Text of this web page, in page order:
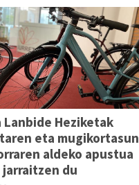
Heziketak
eta mugikortasun
aldeko apustua
du